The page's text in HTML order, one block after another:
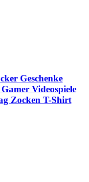
Geschenke
Videospiele
Zocken T-Shirt